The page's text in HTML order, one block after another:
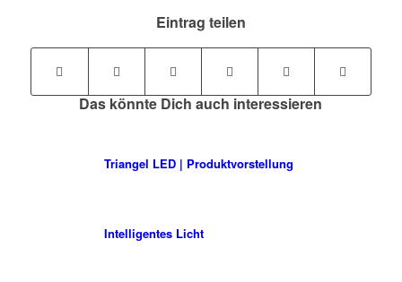
Eintrag teilen
Das könnte Dich auch interessieren
Triangel LED | Produktvorstellung
Intelligentes Licht